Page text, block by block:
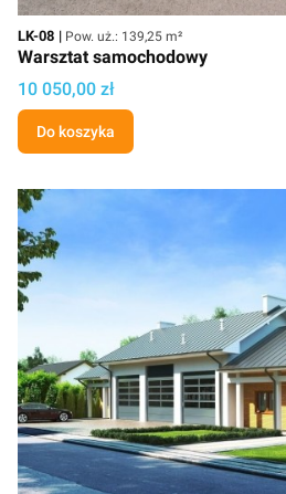
Kod
LK-08 Powierzchnia użytkowa
Pow. uż.: 139,25 m²
Warsztat samochodowy
Cena
10 050,00 zł
Do koszyka